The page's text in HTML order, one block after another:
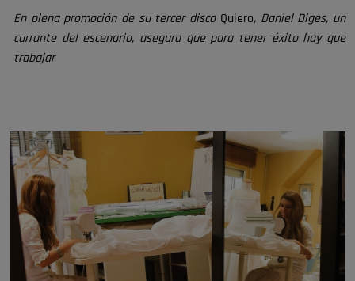
En plena promoción de su tercer disco Quiero, Daniel Diges, un
currante del escenario, asegura que para tener éxito hay que
trabajar